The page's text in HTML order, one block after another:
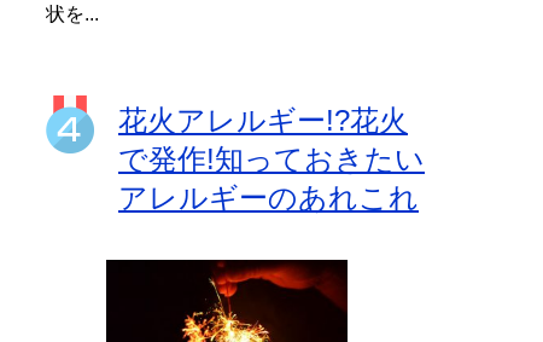
状を...
花火アレルギー!?花火
で発作!知っておきたい
アレルギーのあれこれ